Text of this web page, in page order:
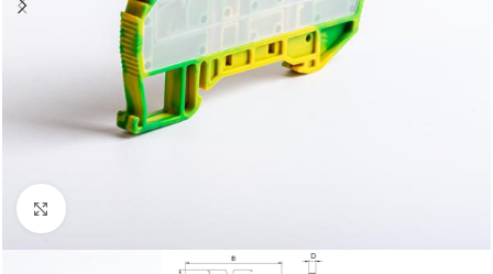
Нажмите, чтобы увеличить